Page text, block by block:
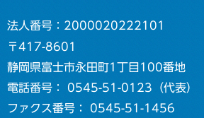
法人番号：2000020222101
〒417-8601
静岡県富士市永田町1丁目100番地
電話番号： 0545-51-0123（代表）
ファクス番号： 0545-51-1456